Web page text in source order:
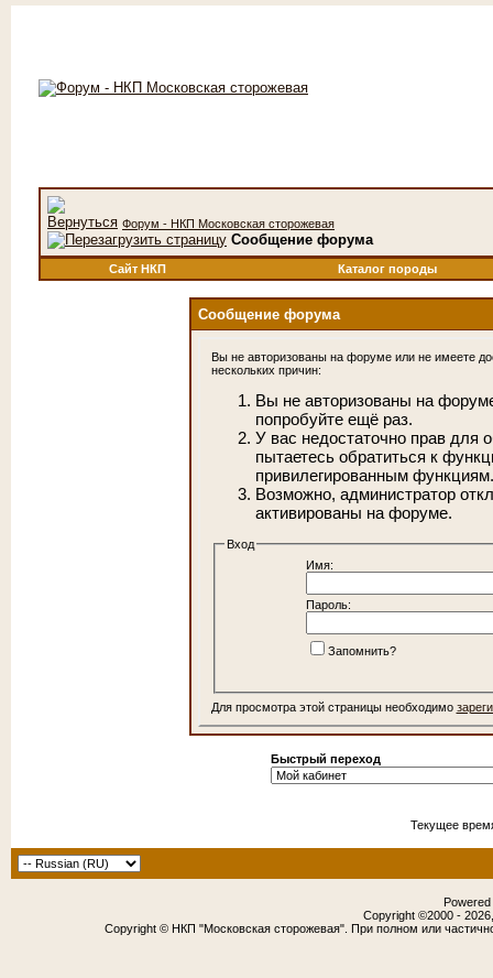
Форум - НКП Московская сторожевая
Сообщение форума
Сайт НКП Каталог породы
Сообщение форума
Вы не авторизованы на форуме или не имеете
нескольких причин:
Вы не авторизованы на
попробуйте ещё раз.
У вас недостаточно прав для
пытаетесь обратиться к
привилегированным функциям.
Возможно, администратор
активированы на форуме.
Вход
Имя:
Пароль:
Запомнить?
Для просмотра этой страницы необходимо
Быстрый переход
Текущее
Copyright ©2000 -
Copyright © НКП "Московская сторожевая". При полном или